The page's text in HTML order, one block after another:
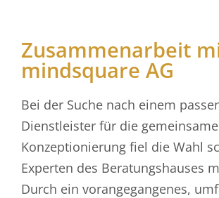
Zusammenarbeit
mindsquare AG
Bei der Suche nach einem
Dienstleister für die gemeinsame
Konzeptionierung fiel die Wahl
Experten des Beratungshauses
Durch ein vorangegangenes,